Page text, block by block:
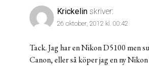
Krickelin skriver:
26 oktober, 2012 kl. 00:42
Tack. Jag har en Nikon D5100 men
Canon, eller så köper jag en ny